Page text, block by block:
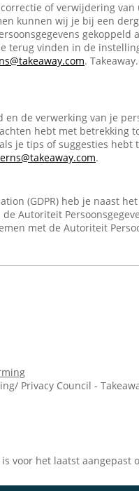
of verwijdering
kunnen wij je bij een
gekoppeld
terug vinden in de
.
de verwerking van je
hebt met betrekking
je tips of suggesties hebt
.
(GDPR) heb je naast
Autoriteit
met de Autoriteit
Privacy Council -
voor het laatst aangepast